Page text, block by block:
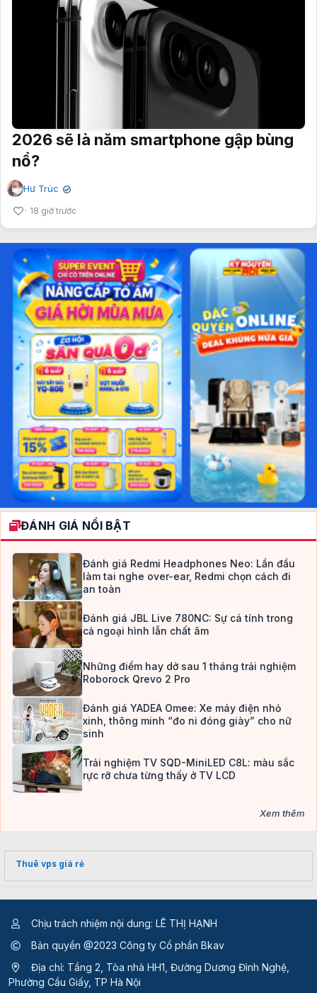
2026 sẽ là năm smartphone gập bùng
nổ?
Hư Trúc ✔
18 giờ trước
ĐÁNH GIÁ NỔI BẬT
Đánh giá Redmi Headphones Neo: Lần đầu
làm tai nghe over-ear, Redmi chọn cách đi
an toàn
Đánh giá JBL Live 780NC: Sự cá tính trong
cả ngoại hình lẫn chất âm
Những điểm hay dở sau 1 tháng trải nghiệm
Roborock Qrevo 2 Pro
Đánh giá YADEA Omee: Xe máy điện nhỏ
xinh, thông minh “đo ni đóng giày” cho nữ
sinh
Trải nghiệm TV SQD-MiniLED C8L: màu sắc
rực rỡ chưa từng thấy ở TV LCD
Xem thêm
Thuê vps giá rẻ
Chịu trách nhiệm nội dung: LÊ THỊ HẠNH
Bản quyền @2023 Công ty Cổ phần Bkav
Địa chỉ: Tầng 2, Tòa nhà HH1, Đường Dương Đình Nghệ,
Phường Cầu Giấy, TP Hà Nội